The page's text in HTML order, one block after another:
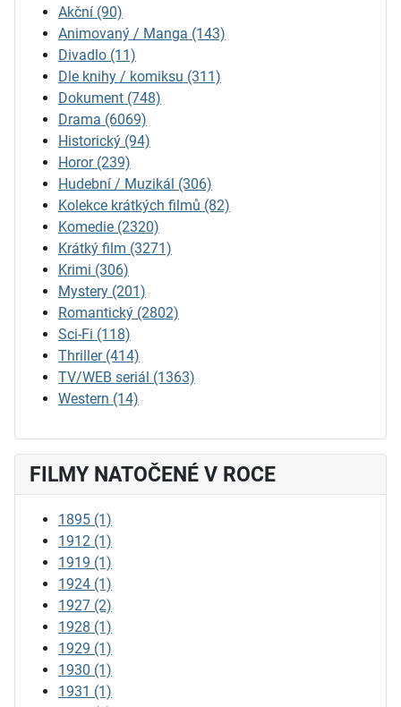
Akční (90)
Animovaný / Manga (143)
Divadlo (11)
Dle knihy / komiksu (311)
Dokument (748)
Drama (6069)
Historický (94)
Horor (239)
Hudební / Muzikál (306)
Kolekce krátkých filmů (82)
Komedie (2320)
Krátký film (3271)
Krimi (306)
Mystery (201)
Romantický (2802)
Sci-Fi (118)
Thriller (414)
TV/WEB seriál (1363)
Western (14)
FILMY NATOČENÉ V ROCE
1895 (1)
1912 (1)
1919 (1)
1924 (1)
1927 (2)
1928 (1)
1929 (1)
1930 (1)
1931 (1)